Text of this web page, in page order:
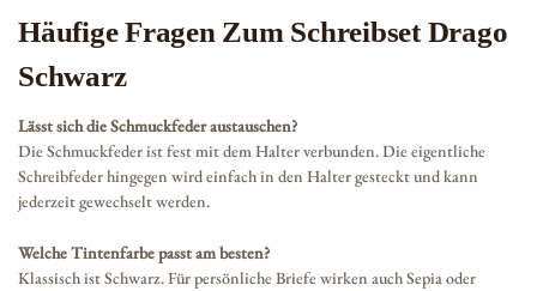
Häufige Fragen Zum Schreibset Drago
Schwarz
Lässt sich die Schmuckfeder austauschen?
Die Schmuckfeder ist fest mit dem Halter verbunden. Die eigentliche
Schreibfeder hingegen wird einfach in den Halter gesteckt und kann
jederzeit gewechselt werden.
Welche Tintenfarbe passt am besten?
Klassisch ist Schwarz. Für persönliche Briefe wirken auch Sepia oder